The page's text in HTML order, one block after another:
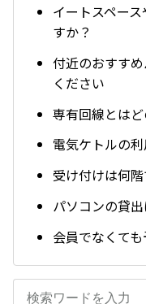
イートスペー
すか？
付近のおすす
ください
専有回線とは
電気ケトルの
受け付けは何
パソコンの貸
会員でなくて